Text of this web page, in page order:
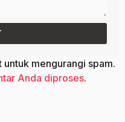
mengurangi spam.
Anda diproses.